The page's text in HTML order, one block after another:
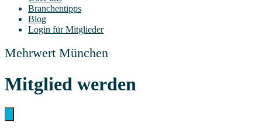
Bran­chen­tipps
Blog
Log­in für Mitglieder
Mehrwert München
Mit­glied werden